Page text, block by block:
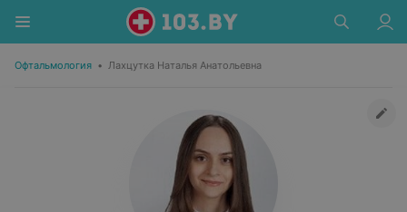
Офтальмология • Лахцутка Наталья Анатольевна